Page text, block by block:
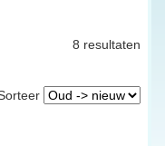
8 resultaten